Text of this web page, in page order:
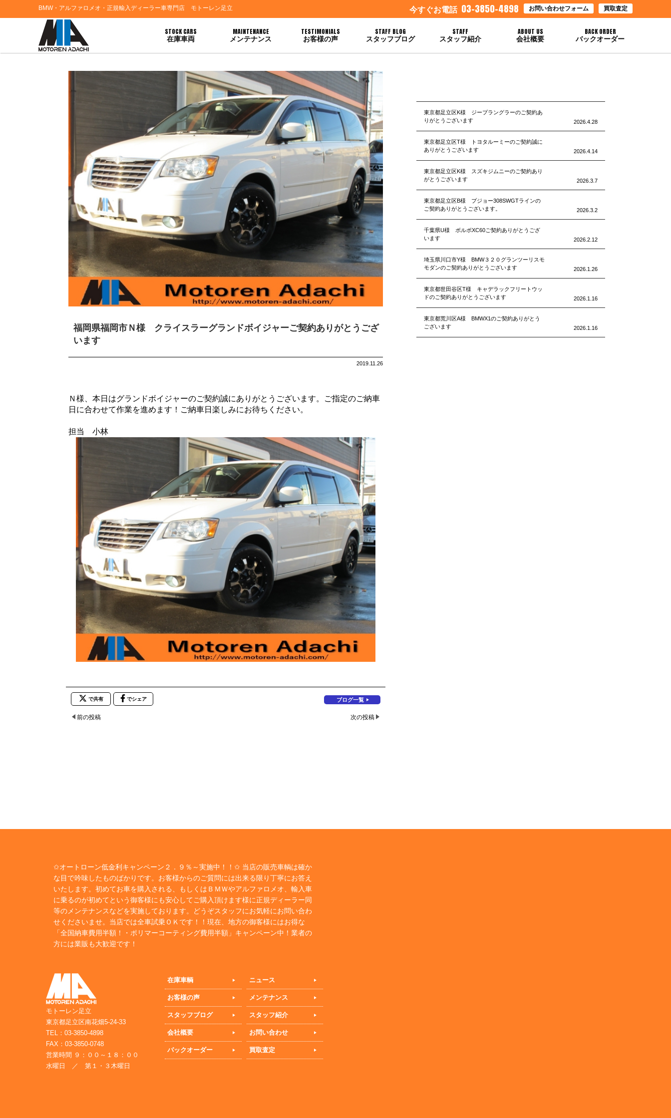
BMW・アルファロメオ・正規輸入ディーラー車専門店 モトーレン足立 今すぐお電話 03-3850-4898 お問い合わせフォーム 買取査定
STOCK CARS
在庫車両
MAINTENANCE
メンテナンス
TESTIMONIALS
お客様の声
STAFF BLOG
スタッフブログ
STAFF
スタッフ紹介
ABOUT US
会社概要
BACK ORDER
バックオーダー
HOME>ブログ一覧> 福岡県福岡市Ｎ様 クライスラーグランドボイジャーご契約ありがとうございます
福岡県福岡市Ｎ様 クライスラーグランドボイジャーご契約ありがとうござ
います
2019.11.26
Ｎ様、本日はグランドボイジャーのご契約誠にありがとうございます。ご指定のご納車
日に合わせて作業を進めます！ご納車日楽しみにお待ちください。
担当 小林
で共有 でシェア ブログ一覧
前の投稿 次の投稿
東京都足立区K様 ジープラングラーのご契約あ
りがとうございます
2026.4.28
東京都足立区T様 トヨタルーミーのご契約誠に
ありがとうございます
2026.4.14
東京都足立区K様 スズキジムニーのご契約あり
がとうございます
2026.3.7
東京都足立区B様 プジョー308SWGTラインの
ご契約ありがとうございます。
2026.3.2
千葉県U様 ボルボXC60ご契約ありがとうござ
います
2026.2.12
埼玉県川口市Y様 BMW３２０グランツーリスモ
モダンのご契約ありがとうございます
2026.1.26
東京都世田谷区T様 キャデラックフリートウッ
ドのご契約ありがとうございます
2026.1.16
東京都荒川区A様 BMWX1のご契約ありがとう
ございます
2026.1.16
✩オートローン低金利キャンペーン２．９％～実施中！！✩ 当店の販売車輌は確か
な目で吟味したものばかりです。お客様からのご質問には出来る限り丁寧にお答え
いたします。初めてお車を購入される、もしくはＢＭＷやアルファロメオ、輸入車
に乗るのが初めてという御客様にも安心してご購入頂けます様に正規ディーラー同
等のメンテナンスなどを実施しております。どうぞスタッフにお気軽にお問い合わ
せくださいませ。当店では全車試乗ＯＫです！！現在、地方の御客様にはお得な
「全国納車費用半額！・ポリマーコーティング費用半額」キャンペーン中！業者の
方には業販も大歓迎です！
モトーレン足立
東京都足立区南花畑5-24-33
TEL：03-3850-4898
FAX：03-3850-0748
営業時間 ９：００～１８：００
水曜日 ／ 第１・３木曜日
在庫車輌 ニュース
お客様の声 メンテナンス
スタッフブログ スタッフ紹介
会社概要 お問い合わせ
バックオーダー 買取査定